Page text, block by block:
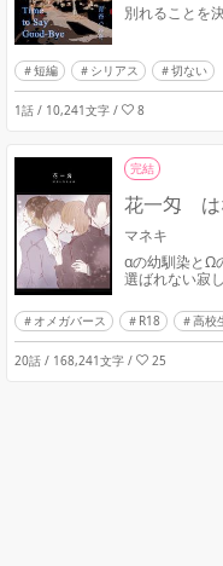
別れることを
短編 シリアス 切ない
1話 / 10,241文字 / 8
完結
花一匁 は
マネキ
αの幼馴染とΩ
選ばれない寂
オメガバース R18 高校
20話 / 168,241文字 / 25